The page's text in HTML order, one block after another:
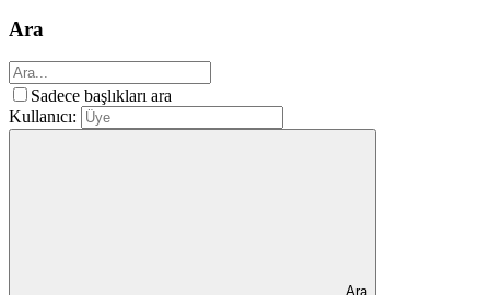
Ara
Sadece başlıkları ara
Kullanıcı:
Ara